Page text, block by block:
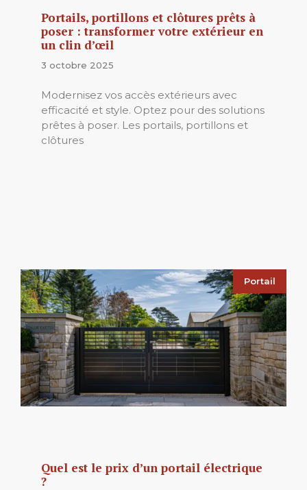
Portails, portillons et clôtures prêts à
poser : transformer votre extérieur en
un clin d’œil
3 octobre 2025
Modernisez vos accès extérieurs avec
efficacité et style. Optez pour des solutions
prêtes à poser. Les portails, portillons et
clôtures
Portail
Quel est le prix d’un portail électrique
?